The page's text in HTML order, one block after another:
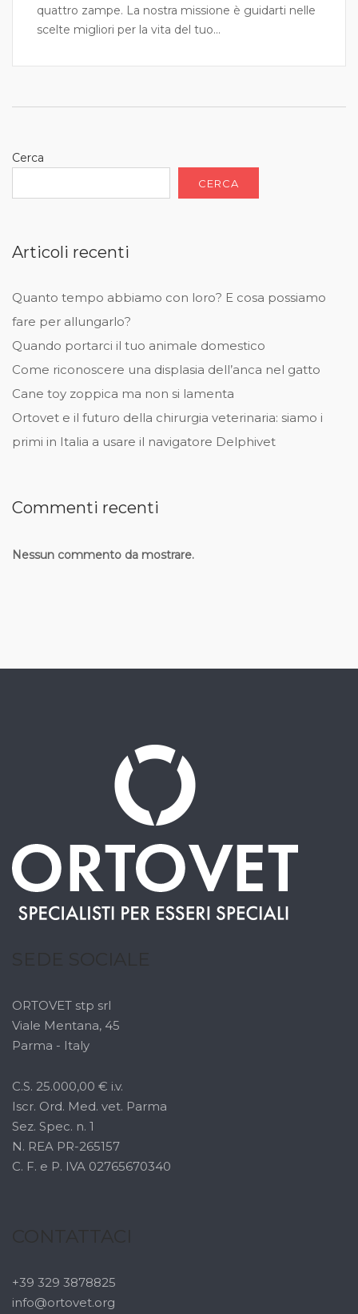
quattro zampe. La nostra missione è guidarti nelle
scelte migliori per la vita del tuo...
Cerca
CERCA
Articoli recenti
Quanto tempo abbiamo con loro? E cosa possiamo
fare per allungarlo?
Quando portarci il tuo animale domestico
Come riconoscere una displasia dell’anca nel gatto
Cane toy zoppica ma non si lamenta
Ortovet e il futuro della chirurgia veterinaria: siamo i
primi in Italia a usare il navigatore Delphivet
Commenti recenti
Nessun commento da mostrare.
ORTOVET stp srl
Viale Mentana, 45
Parma - Italy
C.S. 25.000,00 € i.v.
Iscr. Ord. Med. vet. Parma
Sez. Spec. n. 1
N. REA PR-265157
C. F. e P. IVA 02765670340
+39 329 3878825
info@ortovet.org